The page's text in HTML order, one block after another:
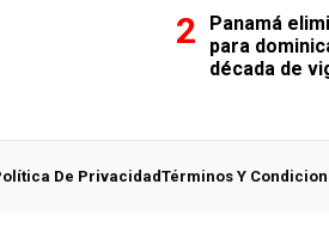
Panamá
para
década de
De PrivacidadTérminos Y